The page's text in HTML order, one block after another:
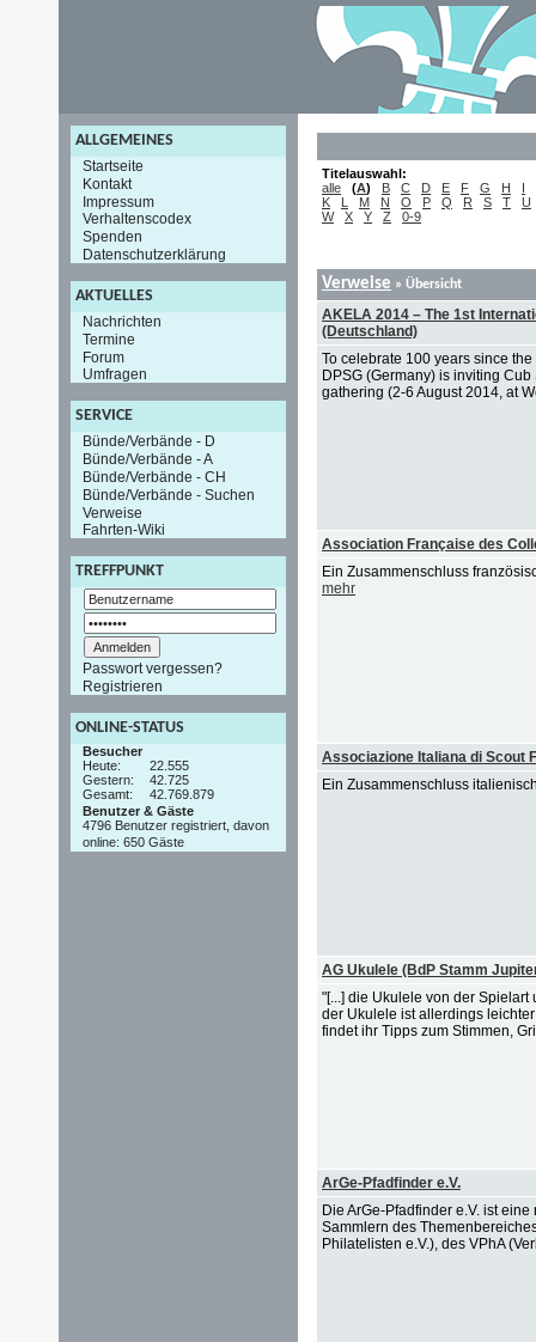
ALLGEMEINES
Startseite
Kontakt
Impressum
Verhaltenscodex
Spenden
Datenschutzerklärung
AKTUELLES
Nachrichten
Termine
Forum
Umfragen
SERVICE
Bünde/Verbände - D
Bünde/Verbände - A
Bünde/Verbände - CH
Bünde/Verbände - Suchen
Verweise
Fahrten-Wiki
TREFFPUNKT
Passwort vergessen?
Registrieren
ONLINE-STATUS
Besucher
Heute:
22.555
Gestern:
42.725
Gesamt:
42.769.879
Benutzer & Gäste
4796 Benutzer registriert, davon
online: 650 Gäste
Titelauswahl:
alle
(A) B C D E F G H
I
K
L M N O P Q R S T
U
W
X Y Z 0-9
Verweise » Übersicht
AKELA 2014 – The 1st
(Deutschland)
To celebrate 100 years since
DPSG (Germany) is inviting
gathering (2-6 August 2014, at
Association Française des
Ein Zusammenschluss
mehr
Associazione Italiana di Scout
Ein Zusammenschluss
AG Ukulele (BdP Stamm
"[...] die Ukulele von der
der Ukulele ist allerdings
findet ihr Tipps zum Stimmen,
ArGe-Pfadfinder e.V.
Die ArGe-Pfadfinder e.V. ist
Sammlern des
Philatelisten e.V.), des VPhA